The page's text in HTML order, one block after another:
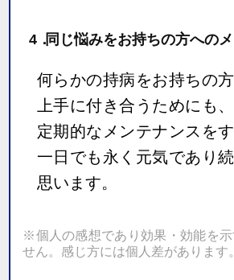
4．同じ悩みをお持ちの方への
何らかの持病をお持ちの
上手に付き合うためにも
定期的なメンテナンスを
一日でも永く元気であり
思います。
※個人の感想であり効果・効能を示
せん。感じ方には個人差があります。